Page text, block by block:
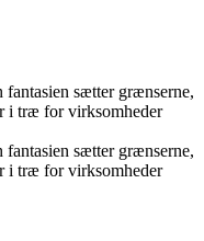
sætter grænserne,
i træ for virksomheder
sætter grænserne,
i træ for virksomheder